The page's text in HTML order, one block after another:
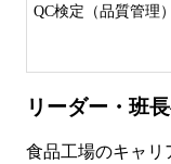
QC検定（品質管理）
リーダー・班
食品工場のキャ